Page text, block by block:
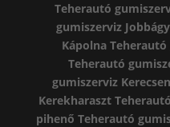
Teherautó
gumiszerviz
Kápolna Teherautó
Teherautó
gumiszerviz
Kerekharaszt
pihenő Teherautó